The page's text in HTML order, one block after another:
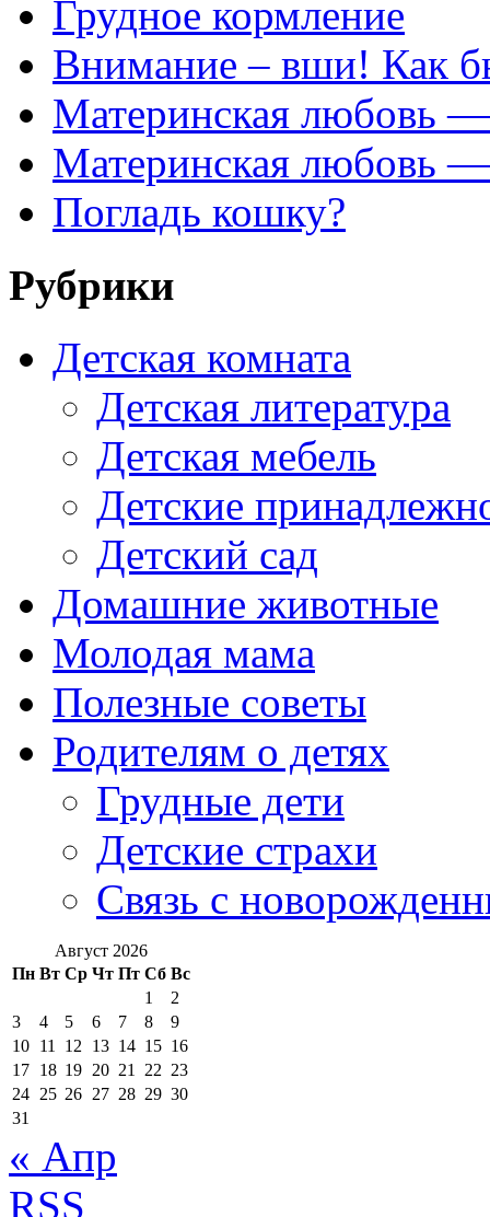
Грудное кормление
Внимание – вши! Как
Материнская любовь —
Материнская любовь —
Погладь кошку?
Рубрики
Детская комната
Детская литература
Детская мебель
Детские
Детский сад
Домашние животные
Молодая мама
Полезные советы
Родителям о детях
Грудные дети
Детские страхи
Связь с
Август 2026
Пн Вт Ср Чт Пт Сб Вс
1
2
3
4 5 6 7 8
9
10 11 12 13 14 15 16
17 18 19 20 21 22 23
24 25 26 27 28 29 30
31
« Апр
RSS